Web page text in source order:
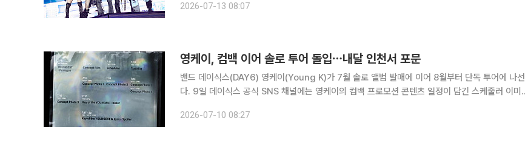
SSERAFIM TOUR ‘PUREFLOW’ IN
2026-07-13 08:07
영케이, 컴백 이어 솔로 투어 돌입⋯내달 인천서 포문
밴드 데이식스(DAY6) 영케이(Young K)가 7월 솔로 앨범 발매에 이어 8월부터 단독 투어에 나선
다. 9일 데이식스 공식 SNS 채널에는 영케이의 컴백 프로모션 콘텐츠 일정이 담긴 스케줄러 이미
징에 돌입한 영케이는 9일 스케줄러에 이어 10일 트
2026-07-10 08:27